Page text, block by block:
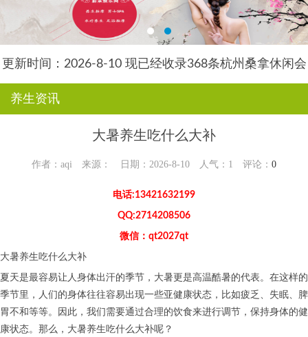
更新时间：2026-8-10 现已经收录368条杭州桑拿休闲会
养生资讯
大暑养生吃什么大补
作者：aqi 来源： 日期：2026-8-10 人气： 1 评论： 0
电话:13421632199
QQ:2714208506
微信：qt2027qt
大暑养生吃什么大补
夏天是最容易让人身体出汗的季节，大暑更是高温酷暑的代表。在这样的
季节里，人们的身体往往容易出现一些亚健康状态，比如疲乏、失眠、脾
胃不和等等。因此，我们需要通过合理的饮食来进行调节，保持身体的健
康状态。那么，大暑养生吃什么大补呢？